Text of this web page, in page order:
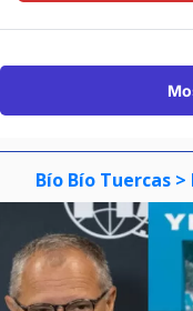
Bío Bío Tuercas >